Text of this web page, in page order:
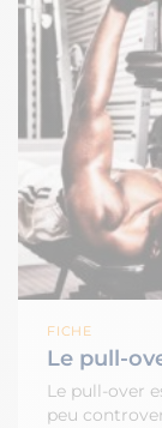
FICHE
Le pull-
Le pull-over
peu